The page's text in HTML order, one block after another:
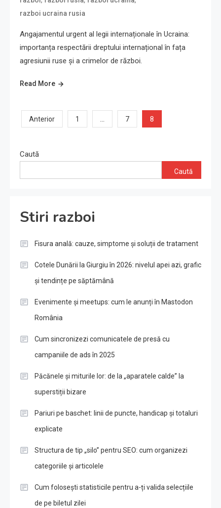
razboi ucraina rusia
Angajamentul urgent al legii internaționale în Ucraina:
importanța respectării dreptului internațional în fața
agresiunii ruse și a crimelor de război.
Read More
Paginație
Anterior 1 … 7 8
Caută
Caută
Stiri razboi
Fisura anală: cauze, simptome și soluții de tratament
Cotele Dunării la Giurgiu în 2026: nivelul apei azi, grafic
și tendințe pe săptămână
Evenimente și meetups: cum le anunți în Mastodon
România
Cum sincronizezi comunicatele de presă cu
campaniile de ads în 2025
Păcănele și miturile lor: de la „aparatele calde” la
superstiții bizare
Pariuri pe baschet: linii de puncte, handicap și totaluri
explicate
Structura de tip „silo” pentru SEO: cum organizezi
categoriile și articolele
Cum folosești statisticile pentru a-ți valida selecțiile
de pe biletul zilei